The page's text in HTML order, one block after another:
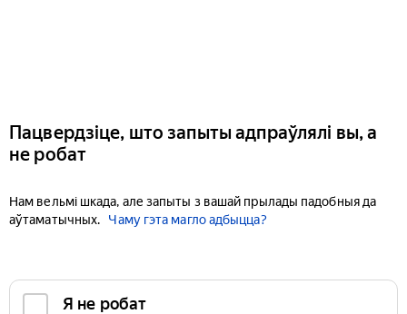
Пацвердзіце, што запыты адпраўлялі вы, а
не робат
Нам вельмі шкада, але запыты з вашай прылады падобныя да
аўтаматычных.
Чаму гэта магло адбыцца?
Я не робат